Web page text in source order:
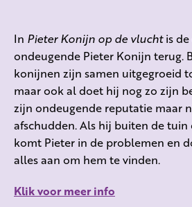
In Pieter Konijn op de vluchtis de
ondeugende Pieter Konijn terug.
konijnen zijn samen uitgegroeid
maar ook al doet hij nog zo zijn
zijn ondeugende reputatie maar
afschudden. Als hij buiten de
komt Pieter in de problemen en
alles aan om hem te vinden.
Klik voor meer info